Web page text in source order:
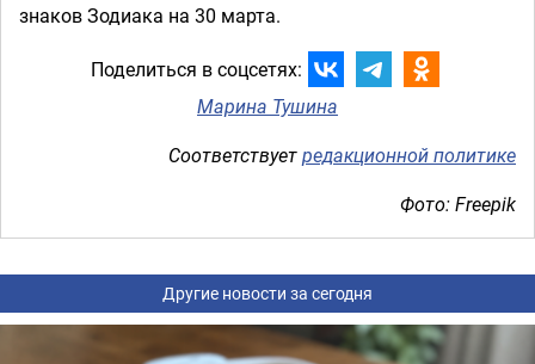
знаков Зодиака на 30 марта.
Поделиться в соцсетях:
Марина Тушина
Соответствуетредакционной политике
Фото: Freepik
Другие новости за сегодня